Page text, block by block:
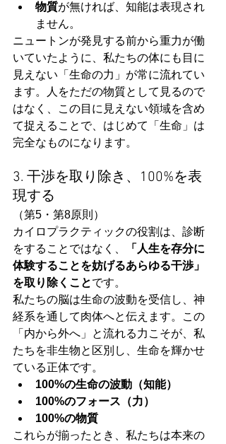
物質が無ければ、知能は表現され
ません。
ニュートンが発見する前から重力が働
いていたように、私たちの体にも目に
見えない「生命の力」が常に流れてい
ます。人をただの物質として見るので
はなく、この目に見えない領域を含め
て捉えることで、はじめて「生命」は
完全なものになります。
3. 干渉を取り除き、100%を表
現する
（第5・第8原則）
カイロプラクティックの役割は、診断
をすることではなく、
「人生を存分に
体験することを妨げるあらゆる干渉」
を取り除くことです。
私たちの脳は生命の波動を受信し、神
経系を通して肉体へと伝えます。この
「内から外へ」と流れる力こそが、私
たちを非生物と区別し、生命を輝かせ
ている正体です。
100%の生命の波動（知能）
100%のフォース（力）
100%の物質
これらが揃ったとき、私たちは本来の